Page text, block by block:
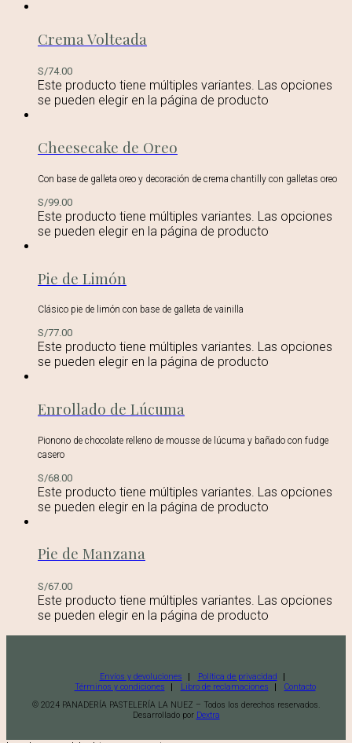
Crema Volteada
S/74.00
Este producto tiene múltiples variantes. Las opciones
se pueden elegir en la página de producto
Cheesecake de Oreo
Con base de galleta oreo y decoración de crema chantilly con galletas oreo
S/99.00
Este producto tiene múltiples variantes. Las opciones
se pueden elegir en la página de producto
Pie de Limón
Clásico pie de limón con base de galleta de vainilla
S/77.00
Este producto tiene múltiples variantes. Las opciones
se pueden elegir en la página de producto
Enrollado de Lúcuma
Pionono de chocolate relleno de mousse de lúcuma y bañado con fudge
casero
S/68.00
Este producto tiene múltiples variantes. Las opciones
se pueden elegir en la página de producto
Pie de Manzana
S/67.00
Este producto tiene múltiples variantes. Las opciones
se pueden elegir en la página de producto
Envíos y devoluciones
Política de privacidad
Términos y condiciones
Libro de reclamaciones
Contacto
© 2024 PANADERÍA PASTELERÍA LA NUEZ – Todos los derechos reservados.
Desarrollado por Dextra